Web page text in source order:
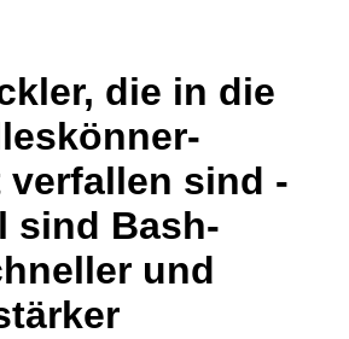
die in die
verfallen sind -
sind Bash-
und